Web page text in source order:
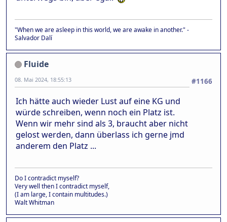
"When we are asleep in this world, we are awake in another." -
Salvador Dalí
Fluide
#1166
08. Mai 2024, 18:55:13
Ich hätte auch wieder Lust auf eine KG und
würde schreiben, wenn noch ein Platz ist.
Wenn wir mehr sind als 3, braucht aber nicht
gelost werden, dann überlass ich gerne jmd
anderem den Platz ...
Do I contradict myself?
Very well then I contradict myself,
(I am large, I contain multitudes.)
Walt Whitman